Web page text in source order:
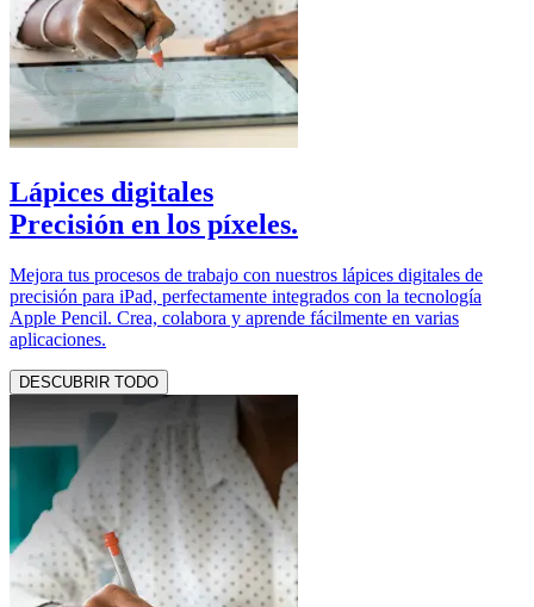
Lápices digitales
Precisión en los píxeles.
Mejora tus procesos de trabajo con nuestros lápices digitales de
precisión para iPad, perfectamente integrados con la tecnología
Apple Pencil. Crea, colabora y aprende fácilmente en varias
aplicaciones.
DESCUBRIR TODO